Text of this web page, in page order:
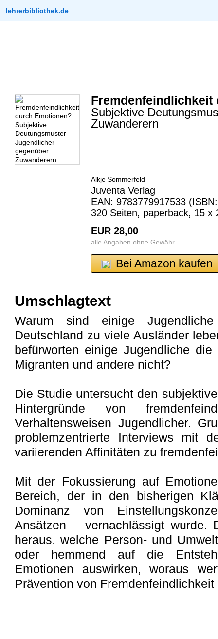
lehrerbibliothek.de
Fremdenfeindlichkeit
Subjektive
Zuwanderern
Alkje Sommerfeld
Juventa Verlag
EAN: 9783779917533
320 Seiten, paperback, 15 x
EUR 28,00
alle Angaben ohne Gewähr
Bei Amazon kaufen
Umschlagtext
Warum sind einige
Deutschland zu viele Ausländer
befürworten einige Jugendliche
Migranten und andere nicht?
Die Studie untersucht den
Hintergründe von
Verhaltensweisen Jugendlicher.
problemzentrierte Interviews mit
variierenden Affinitäten zu
Mit der Fokussierung auf
Bereich, der in den bisherigen
Dominanz von
Ansätzen – vernachlässigt wurde.
heraus, welche Person- und
oder hemmend auf die
Emotionen auswirken, woraus
Prävention von